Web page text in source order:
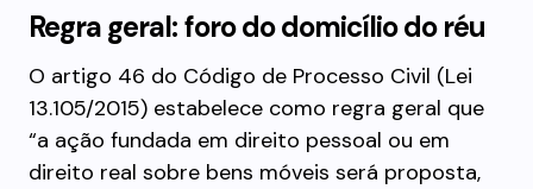
Regra geral: foro do domicílio do réu
O artigo 46 do Código de Processo Civil (Lei
13.105/2015) estabelece como regra geral que
“a ação fundada em direito pessoal ou em
direito real sobre bens móveis será proposta,